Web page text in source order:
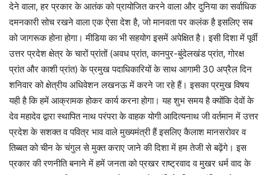
देने वाला, हर प्रकार के आतंक को प्रायोजित करने वाला और दुनिया का सर्वाधिक
दमनकारी सोच रखने वाला एक ऐसा देश है, जो मानवता पर कलंक है इसलिए सब
को जागरूक होना होगा। मीडिया का भी सहयोग इसमें अपेक्षित है। इसी दिशा में पूर्वी
उत्तर प्रदेश क्षेत्र के चारों प्रांतों (अवध प्रांत, कानपुर-बुंदेलखंड प्रांत, गोरक्ष
प्रांत और काशी प्रांत) के प्रमुख पदाधिकारियों के साथ आगामी 30 अप्रैल दिन
शनिवार को क्षेत्रीय अधिवेशन लखनऊ में करने जा रहे हैं। इसका प्रमुख विषय
यही है कि हमें आक्रामक होकर कार्य करना होगा। यह शुभ समय है क्योंकि देवों के
देव महादेव द्वारा स्थापित नाथ परंपरा के वाहक योगी आदित्यनाथ जी वर्तमान में उत्तर
प्रदेश के सशक्त व पवित्र भाव वाले मुख्यमंत्री हैं इसलिए कैलाश मानसरोवर व
तिब्बत को चीन के चंगुल से मुक्त कराए जाने की दिशा में हम तेजी से बढ़ेंगे। इस
प्रकार की रणनीति बनाने में हमें जनता को प्रखर राष्ट्रवाद व मुखर धर्म वाद के